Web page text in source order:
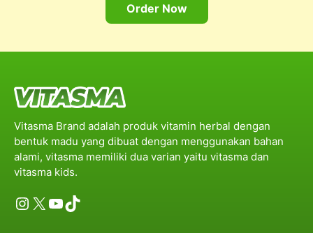
Order Now
Vitasma Brand adalah produk vitamin herbal dengan
bentuk madu yang dibuat dengan menggunakan bahan
alami, vitasma memiliki dua varian yaitu vitasma dan
vitasma kids.
Instagram
X YouTube
TikTok